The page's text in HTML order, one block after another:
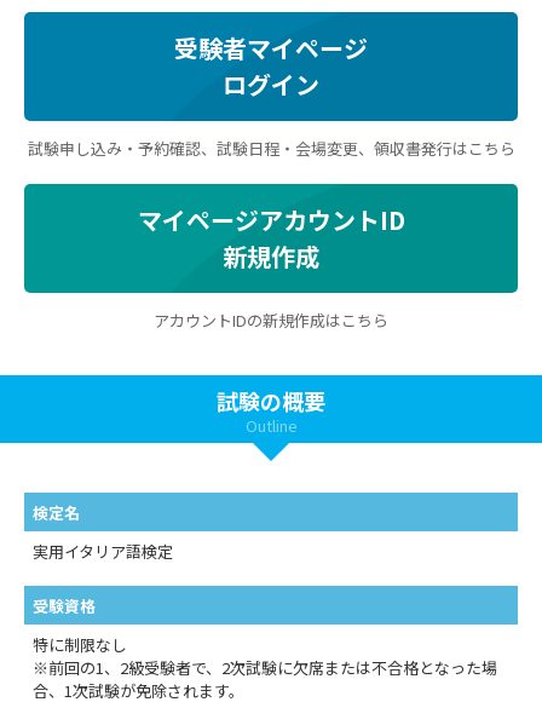
受験者マイページ
ログイン
試験申し込み・予約確認、試験日程・会場変更、領収書発行はこちら
マイページアカウントID
新規作成
アカウントIDの新規作成はこちら
試験の概要
Outline
検定名
実用イタリア語検定
受験資格
特に制限なし
※前回の1、2級受験者で、2次試験に欠席または不合格となった場
合、1次試験が免除されます。